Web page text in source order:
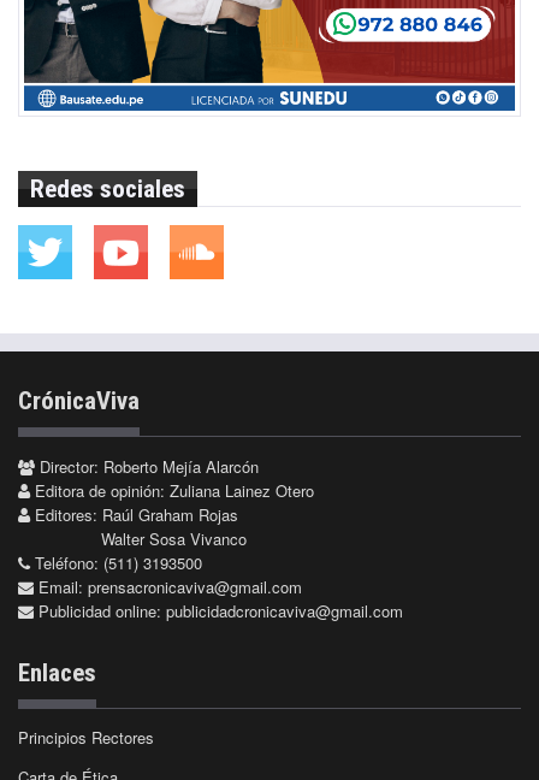
Redes sociales
CrónicaViva
Director: Roberto Mejía Alarcón
Editora de opinión: Zuliana Lainez Otero
Editores: Raúl Graham Rojas
Walter Sosa Vivanco
Teléfono: (511) 3193500
Email: prensacronicaviva@gmail.com
Publicidad online: publicidadcronicaviva@gmail.com
Enlaces
Principios Rectores